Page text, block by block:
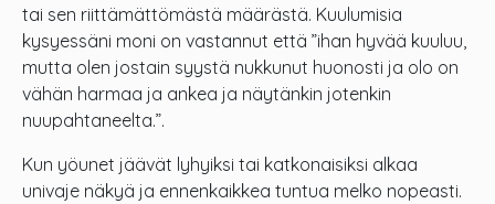
tai sen riittämättömästä määrästä. Kuulumisia
kysyessäni moni on vastannut että ”ihan hyvää kuuluu,
mutta olen jostain syystä nukkunut huonosti ja olo on
vähän harmaa ja ankea ja näytänkin jotenkin
nuupahtaneelta.”.
Kun yöunet jäävät lyhyiksi tai katkonaisiksi alkaa
univaje näkyä ja ennenkaikkea tuntua melko nopeasti.